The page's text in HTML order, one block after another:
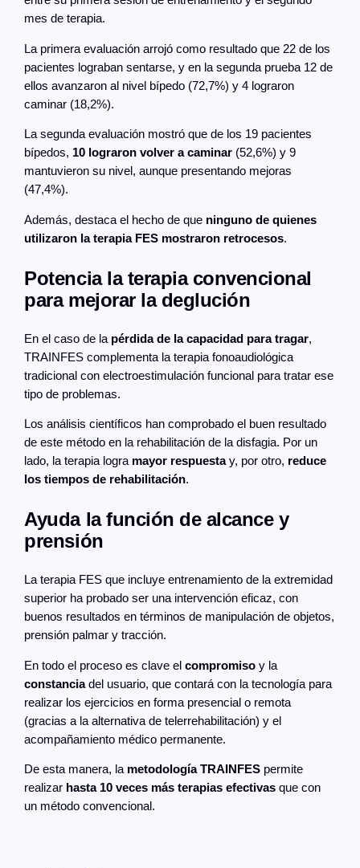
mes de terapia.
La primera evaluación arrojó como resultado que 22 de los
pacientes lograban sentarse, y en la segunda prueba 12 de
ellos avanzaron al nivel bípedo (72,7%) y 4 lograron
caminar (18,2%).
La segunda evaluación mostró que de los 19 pacientes
bípedos, 10 lograron volver a caminar (52,6%) y 9
mantuvieron su nivel, aunque presentando mejoras
(47,4%).
Además, destaca el hecho de que ninguno de quienes
utilizaron la terapia FES mostraron retrocesos.
Potencia la terapia convencional
para mejorar la deglución
En el caso de la pérdida de la capacidad para tragar,
TRAINFES complementa la terapia fonoaudiológica
tradicional con electroestimulación funcional para tratar ese
tipo de problemas.
Los análisis científicos han comprobado el buen resultado
de este método en la rehabilitación de la disfagia. Por un
lado, la terapia logra mayor respuestay, por otro, reduce
los tiempos de rehabilitación.
Ayuda la función de alcance y
prensión
La terapia FES que incluye entrenamiento de la extremidad
superior ha probado ser una intervención eficaz, con
buenos resultados en términos de manipulación de objetos,
prensión palmar y tracción.
En todo el proceso es clave elcompromiso y la
constanciadel usuario, que contará con la tecnología para
realizar los ejercicios en forma presencial o remota
(gracias a la alternativa de telerrehabilitación) y el
acompañamiento médico permanente.
De esta manera, la metodología TRAINFES permite
realizar hasta 10 veces más terapias efectivas que con
un método convencional.